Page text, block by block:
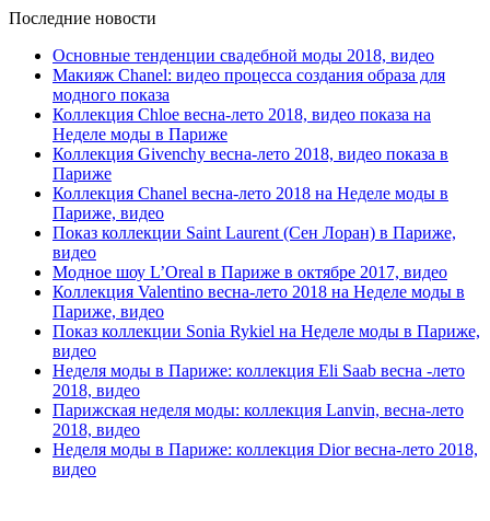
Последние новости
Основные тенденции свадебной моды 2018, видео
Макияж Chanel: видео процесса создания образа для
модного показа
Коллекция Chloe весна-лето 2018, видео показа на
Неделе моды в Париже
Коллекция Givenchy весна-лето 2018, видео показа в
Париже
Коллекция Chanel весна-лето 2018 на Неделе моды в
Париже, видео
Показ коллекции Saint Laurent (Сен Лоран) в Париже,
видео
Модное шоу L’Oreal в Париже в октябре 2017, видео
Коллекция Valentino весна-лето 2018 на Неделе моды в
Париже, видео
Показ коллекции Sonia Rykiel на Неделе моды в Париже,
видео
Неделя моды в Париже: коллекция Eli Saab весна -лето
2018, видео
Парижская неделя моды: коллекция Lanvin, весна-лето
2018, видео
Неделя моды в Париже: коллекция Dior весна-лето 2018,
видео